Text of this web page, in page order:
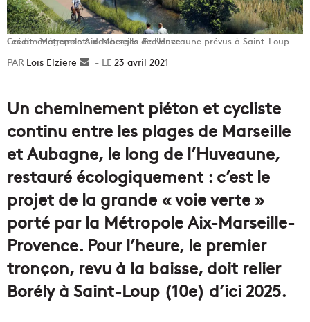
Les aménagements des berges de l'Huveaune prévus à Saint-Loup. Crédit : Métropole Aix-Marseille-Provence
Loïs Elziere
Envoyer23 avril 2021
Un cheminement piéton et cycliste
continu entre les plages de Marseille
et Aubagne, le long de l’Huveaune,
restauré écologiquement : c’est le
projet de la grande « voie verte »
porté par la Métropole Aix-Marseille-
Provence. Pour l’heure, le premier
tronçon, revu à la baisse, doit relier
Borély à Saint-Loup (10e) d’ici 2025.